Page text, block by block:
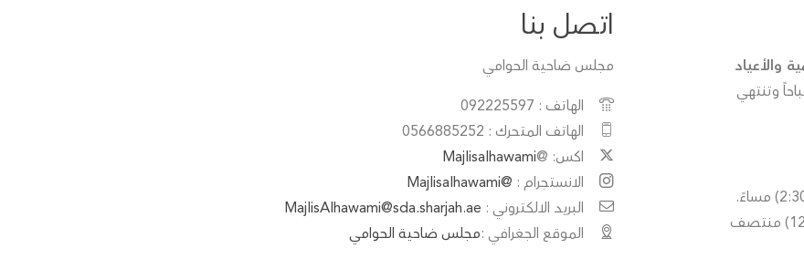
والأعياد
(7:30) صباحاً وتنتهي
الفترة الثانية : من الساعة (8:00) مساء وتنتهي في الساعة (12) منتصف
اتصل بنا
مجلس ضاحية الحوامي
الهاتف : 092225597
الهاتف المتحرك : 0566885252
اكس: @Majlisalhawami
الانستجرام : @Majlisalhawami
البريد الالكتروني : MajlisAlhawami@sda.sharjah.ae
الموقع الجغرافي :مجلس ضاحية الحوامي